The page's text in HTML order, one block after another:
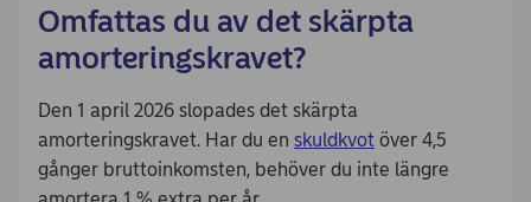
Omfattas du av det skärpta
amorteringskravet?
Den 1 april 2026 slopades det skärpta
amorteringskravet. Har du en skuldkvot över 4,5
gånger bruttoinkomsten, behöver du inte längre